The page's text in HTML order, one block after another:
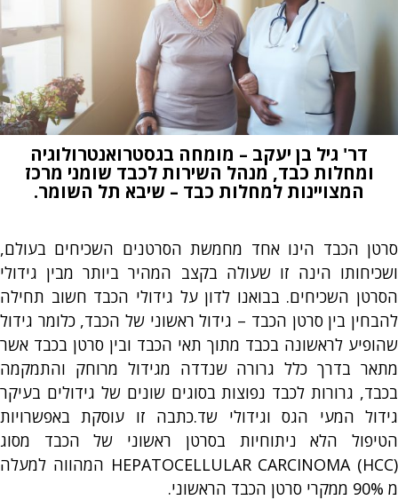
דר' גיל בן יעקב – מומחה בגסטרואנטרולוגיה
ומחלות כבד, מנהל השירות לכבד שומני מרכז
המצויינות למחלות כבד – שיבא תל השומר.
סרטן הכבד הינו אחד מחמשת הסרטנים השכיחים בעולם,
ושכיחותו הינה זו שעולה בקצב המהיר ביותר מבין גידולי
הסרטן השכיחים. בבואנו לדון על גידולי הכבד חשוב תחילה
להבחין בין סרטן הכבד – גידול ראשוני של הכבד, כלומר גידול
שהופיע לראשונה בכבד מתוך תאי הכבד ובין סרטן בכבד אשר
מתאר בדרך כלל גרורה שנדדה מגידול מרוחק והתמקמה
בכבד, גרורות לכבד נפוצות בסוגים שונים של גידולים בעיקר
גידול המעי הגס וגידולי שד.כתבה זו עוסקת באפשרויות
הטיפול הלא ניתוחיות בסרטן ראשוני של הכבד מסוג
HEPATOCELLULAR CARCINOMA (HCC) המהווה למעלה
מ 90% ממקרי סרטן הכבד הראשוני.